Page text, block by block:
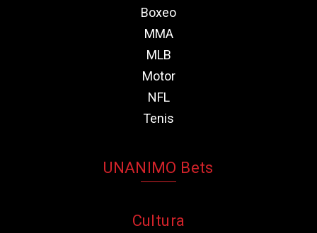
Boxeo
MMA
MLB
Motor
NFL
Tenis
UNANIMO Bets
Cultura